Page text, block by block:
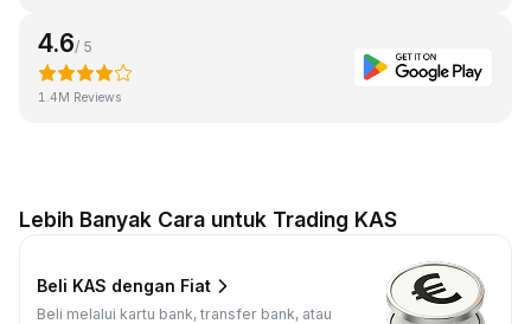
4.6/ 5
1.4M Reviews
Lebih Banyak Cara untuk Trading KAS
Beli KAS dengan Fiat
Beli melalui kartu bank, transfer bank, atau